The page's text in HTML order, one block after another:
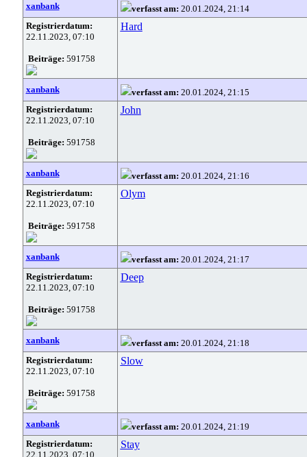
xanbank verfasst am: 20.01.2024, 21:14
Registrierdatum:
22.11.2023, 07:10
Beiträge: 591758
Hard
xanbank verfasst am: 20.01.2024, 21:15
Registrierdatum:
22.11.2023, 07:10
Beiträge: 591758
John
xanbank verfasst am: 20.01.2024, 21:16
Registrierdatum:
22.11.2023, 07:10
Beiträge: 591758
Olym
xanbank verfasst am: 20.01.2024, 21:17
Registrierdatum:
22.11.2023, 07:10
Beiträge: 591758
Deep
xanbank verfasst am: 20.01.2024, 21:18
Registrierdatum:
22.11.2023, 07:10
Beiträge: 591758
Slow
xanbank verfasst am: 20.01.2024, 21:19
Registrierdatum:
22.11.2023, 07:10
Stay